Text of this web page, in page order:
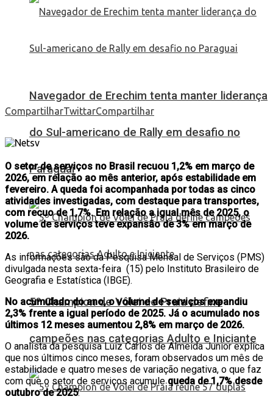
Navegador de Erechim tenta manter liderança
do Sul-americano de Rally em desafio no
Paraguai
5º Champion de Vôlei de Praia define
campeões nas categorias Adulto e Iniciante
CompartilharTwittarCompartilhar
O setor de serviços no Brasil recuou 1,2% em março de
2026, em relação ao mês anterior, após estabilidade em
fevereiro. A queda foi acompanhada por todas as cinco
atividades investigadas, com destaque para transportes,
com recuo de 1,7%. Em relação a igual mês de 2025, o
volume de serviços teve expansão de 3% em março de
2026.
As informações são da Pesquisa Mensal de Serviços (PMS)
divulgada nesta sexta-feira (15) pelo Instituto Brasileiro de
Geografia e Estatística (IBGE).
No acumulado do ano, o volume de serviços expandiu
2,3% frente a igual período de 2025. Já o acumulado nos
últimos 12 meses aumentou 2,8% em março de 2026.
O analista da pesquisa Luiz Carlos de Almeida Junior explica
que nos últimos cinco meses, foram observados um mês de
estabilidade e quatro meses de variação negativa, o que faz
com que o setor de serviços acumulequeda de 1,7% desde
outubro de 2025.